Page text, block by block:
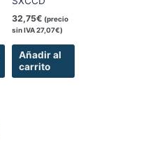
32,75€ (precio
sin IVA27,07€)
Añadir al
carrito